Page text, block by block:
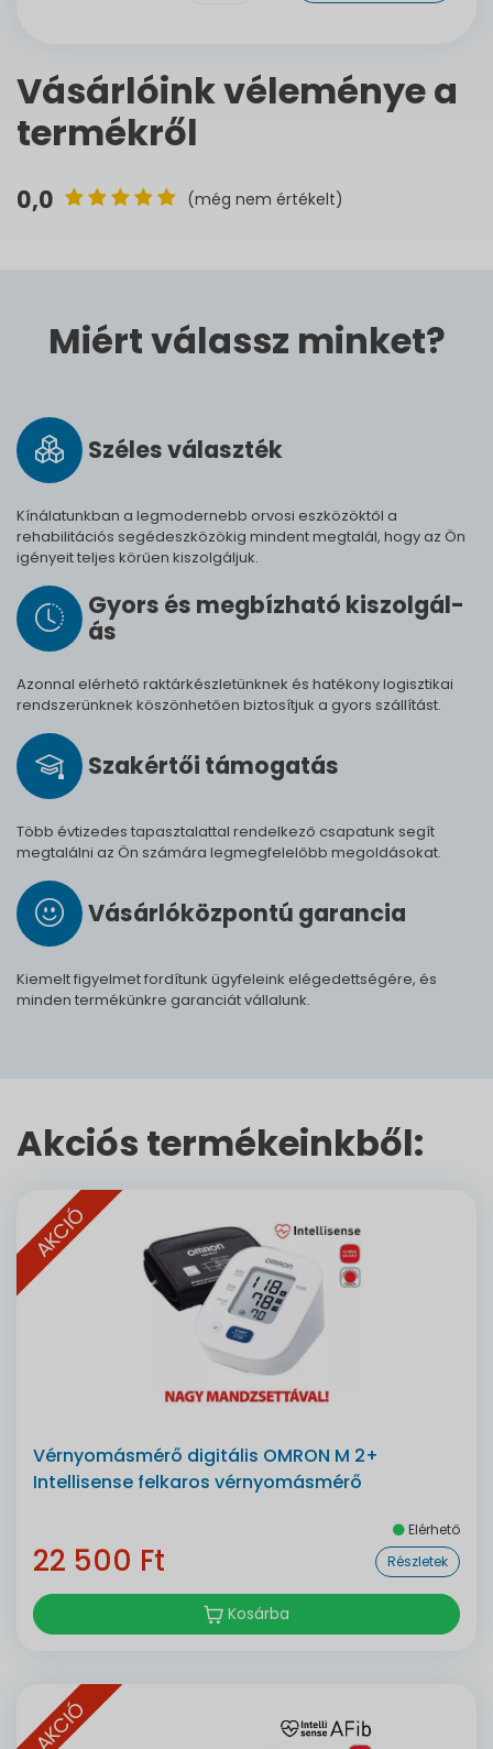
Vásárlóink véleménye a
termékről
0,0 (még nem értékelt)
Miért válassz minket?
Széles vá­lasz­ték
Kínálatunkban a legmodernebb orvosi eszközöktől a
rehabilitációs segédeszközökig mindent megtalál, hogy az Ön
igényeit teljes körűen kiszolgáljuk.
Gyors és meg­bíz­ha­tó ki­szol­gál­
ás
Azonnal elérhető raktárkészletünknek és hatékony logisztikai
rendszerünknek köszönhetően biztosítjuk a gyors szállítást.
Szak­értői tá­mo­ga­tás
Több évtizedes tapasztalattal rendelkező csapatunk segít
megtalálni az Ön számára legmegfelelőbb megoldásokat.
Vásárló­köz­pontú ga­ran­cia
Kiemelt figyelmet fordítunk ügyfeleink elégedettségére, és
minden termékünkre garanciát vállalunk.
Akciós termékeinkből:
AKCIÓ
Vérnyomásmérő digitális OMRON M 2+
Intellisense felkaros vérnyomásmérő
Elérhető
22 500 Ft Részletek
Kosárba
AKCIÓ